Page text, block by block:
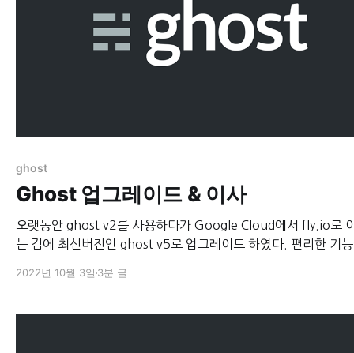
ghost
Ghost 업그레이드 & 이사
오랫동안 ghost v2를 사용하다가 Google Cloud에서 fly.io로
는 김에 최신버전인 ghost v5로 업그레이드 하였다. 편리한 기
라 크게 좋아졌다는 체감은 아직 없다. 멤버쉽이나 커머스 기능이 중점
2022년 10월 3일 3분 글